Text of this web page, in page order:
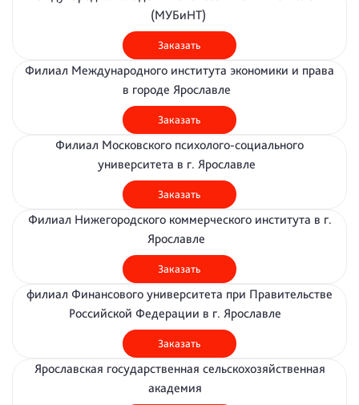
(МУБиНТ)
Заказать
Филиал Международного института экономики и права
в городе Ярославле
Заказать
Филиал Московского психолого-социального
университета в г. Ярославле
Заказать
Филиал Нижегородского коммерческого института в г.
Ярославле
Заказать
филиал Финансового университета при Правительстве
Российской Федерации в г. Ярославле
Заказать
Ярославская государственная сельскохозяйственная
академия